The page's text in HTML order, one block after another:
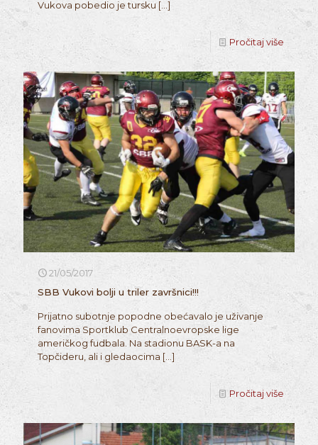
Vukova pobedio je tursku […]
Pročitaj više
21/05/2017
SBB Vukovi bolji u triler završnici!!!
Prijatno subotnje popodne obećavalo je uživanje
fanovima Sportklub Centralnoevropske lige
američkog fudbala. Na stadionu BASK-a na
Topčideru, ali i gledaocima […]
Pročitaj više